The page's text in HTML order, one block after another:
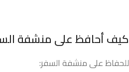
كيف أحافظ على منشفة
للحفاظ على منشفة السفر: